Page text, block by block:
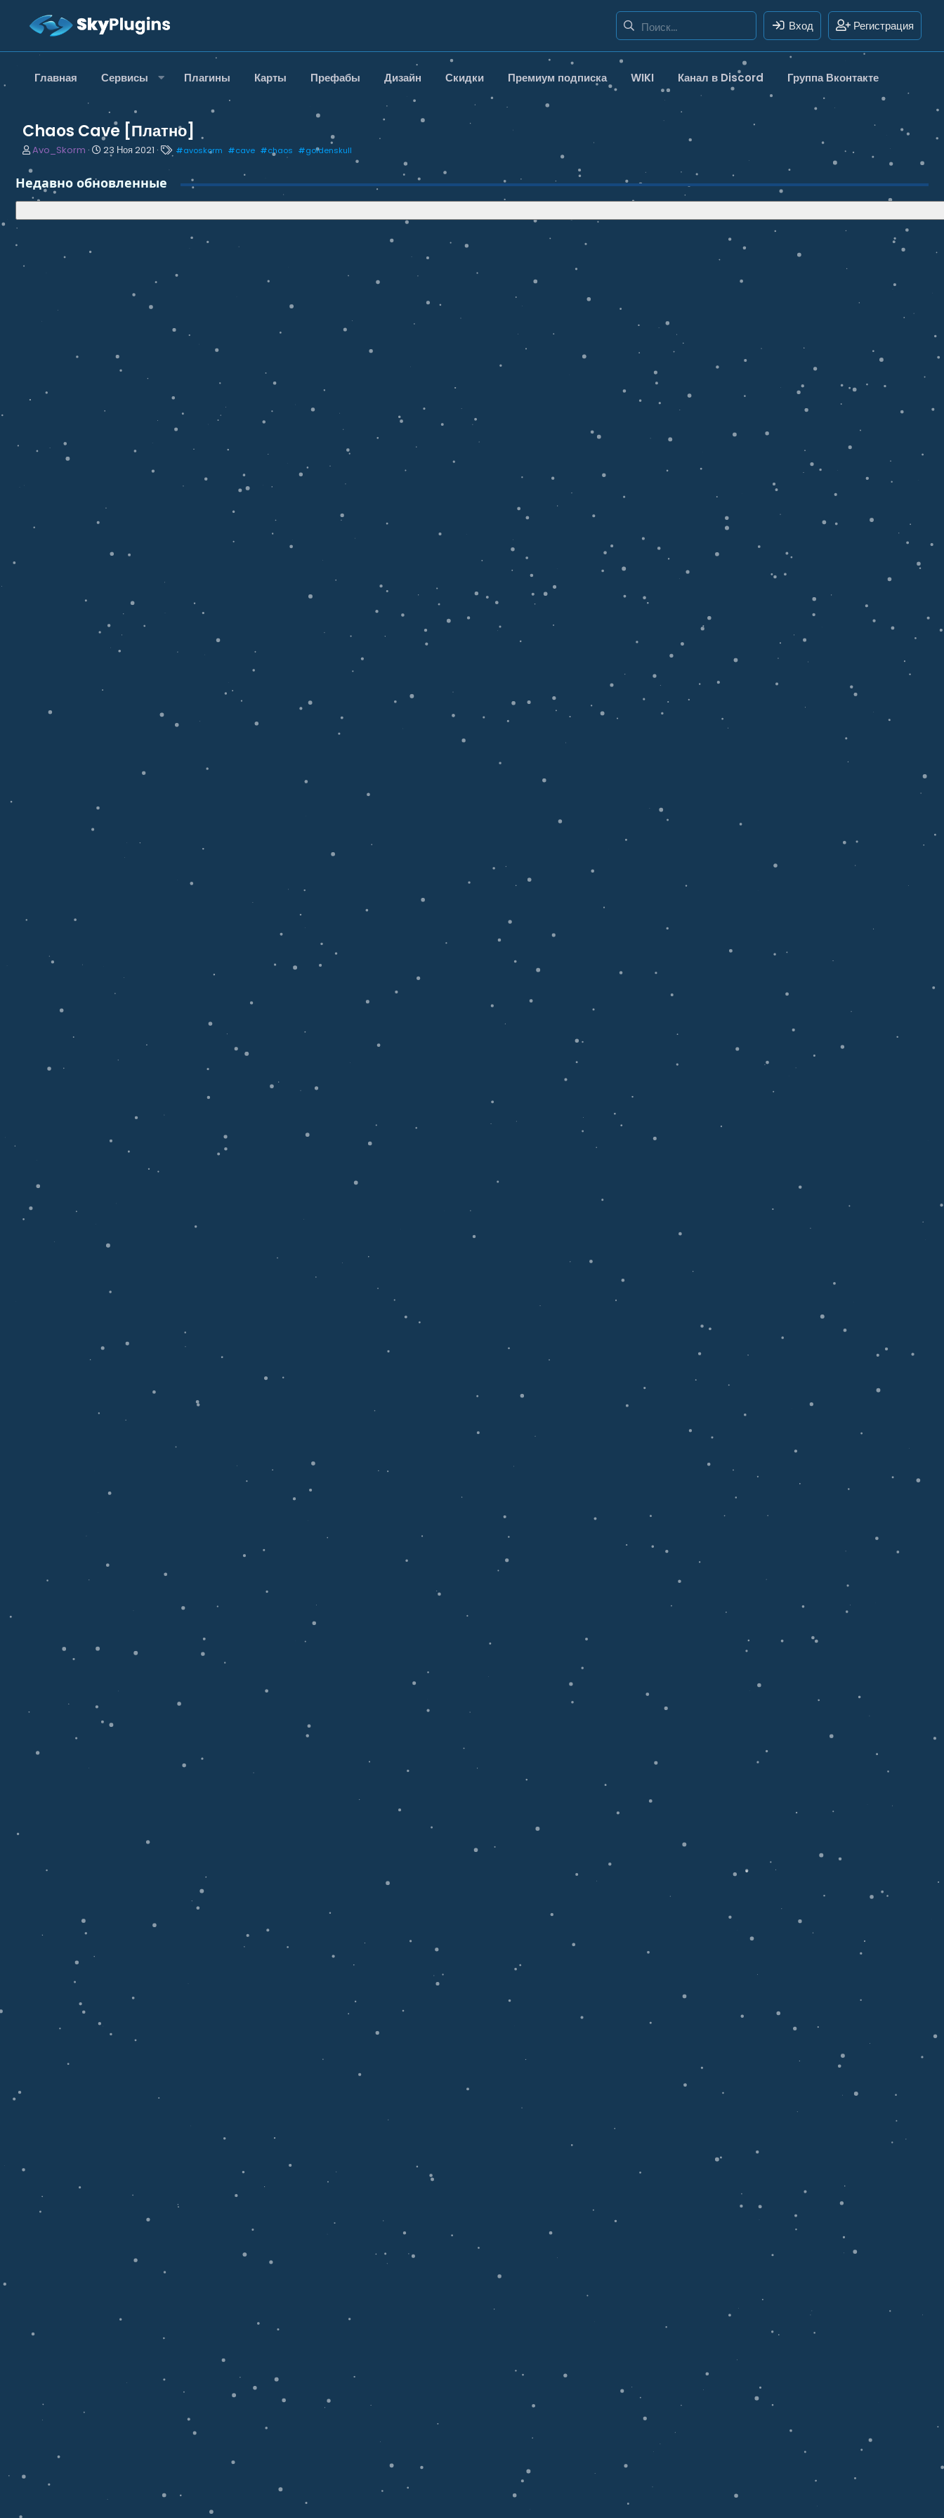
Вход Регистрация
Главная Сервисы Плагины Карты Префабы Дизайн Скидки Премиум подписка WIKI Канал в Discord Группа Вконтакте
Chaos Cave [Платно]
А
т
о
р
е
Avo_Skorm
Д
а
н
ч
23 Ноя 2021
Т#avoskorm #cave #chaos #goldenskull
Недавно обновленные